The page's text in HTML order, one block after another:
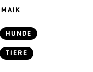
HUNDE
TIERE